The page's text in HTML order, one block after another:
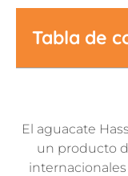
Tabla de
El aguacate
un producto